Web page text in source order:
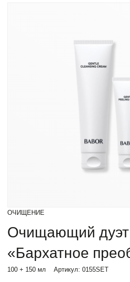
ОЧИЩЕНИЕ
Очищающий дуэт
«Бархатное
100 + 150 мл Артикул: 0155SET